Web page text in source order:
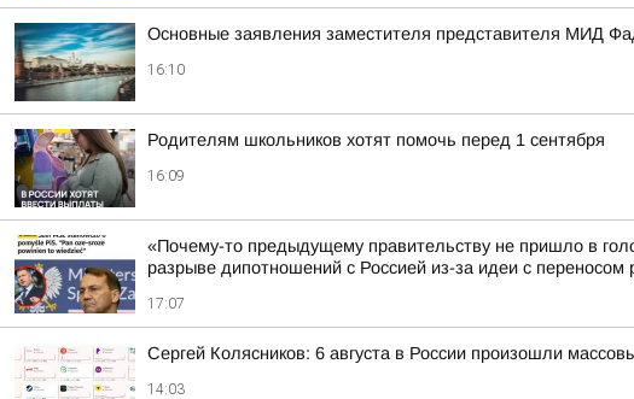
Основные заявления заместителя представителя МИД
16:10
Родителям школьников хотят помочь перед 1 сентября
16:09
«Почему-то предыдущему правительству не пришло в
разрыве дипотношений с Россией из-за идеи с переносом
17:07
Сергей Колясников: 6 августа в России произошли
14:03